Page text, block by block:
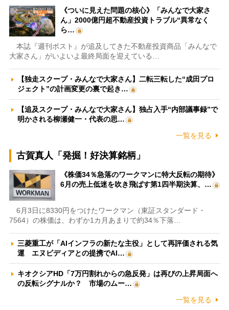
《ついに見えた問題の核心》「みんなで大家さ
ん」2000億円超不動産投資トラブル“異常なく
ら…
本誌『週刊ポスト』が追及してきた不動産投資商品「みんなで
大家さん」がいよいよ最終局面を迎えている…
【独走スクープ・みんなで大家さん】二転三転した“成田プロ
ジェクト”の計画変更の裏で起き…
【追及スクープ・みんなで大家さん】独占入手“内部議事録”で
明かされる柳瀬健一・代表の思…
一覧を見る
古賀真人「発掘！好決算銘柄」
《株価34％急落のワークマンに特大反転の期待》
6月の売上低迷を吹き飛ばす第1四半期決算、…
6月3日に8330円をつけたワークマン（東証スタンダード・
7564）の株価は、わずか1カ月あまりで約34％下落…
三菱重工が「AIインフラの新たな主役」として再評価される気
運 エヌビディアとの提携でAI…
キオクシアHD「7万円割れからの急反発」は再びの上昇局面へ
の反転シグナルか？ 市場のムー…
一覧を見る